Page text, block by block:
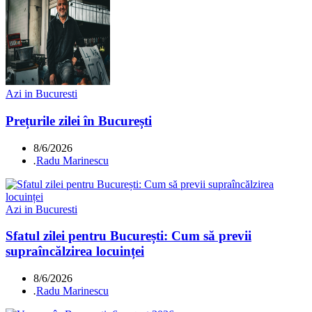
Azi in Bucuresti
Prețurile zilei în București
8/6/2026
.Radu Marinescu
Azi in Bucuresti
Sfatul zilei pentru București: Cum să previi
supraîncălzirea locuinței
8/6/2026
.Radu Marinescu